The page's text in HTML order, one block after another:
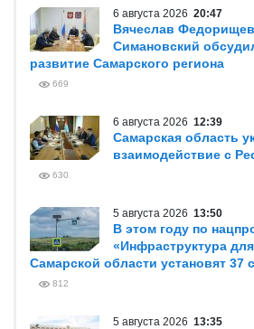
6 августа 2026 20:47
Вячеслав
Симановский
развитие Самарского региона
669
6 августа 2026 12:39
Самарская область
взаимодействие с
630
5 августа 2026 13:50
В этом году по
«Инфраструктура
Самарской области установят 37
812
5 августа 2026 13:35